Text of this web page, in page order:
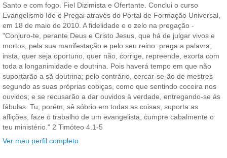
Santo e com fogo. Fiel Dizimista e Ofertante. Conclui o curso
Evangelismo Ide e Pregai através do Portal de Formação Universal,
em 18 de maio de 2010. A fidelidade e o zelo na pregação -
"Conjuro-te, perante Deus e Cristo Jesus, que há de julgar vivos e
mortos, pela sua manifestação e pelo seu reino: prega a palavra,
insta, quer seja oportuno, quer não, corrige, repreende, exorta com
toda a longanimidade e doutrina. Pois haverá tempo em que não
suportarão a sã doutrina; pelo contrário, cercar-se-ão de mestres
segundo as suas próprias cobiças, como que sentindo coceira nos
ouvidos; e se recusarão a dar ouvidos à verdade, entregando-se ás
fábulas. Tu, porém, sê sóbrio em todas as coisas, suporta as
aflições, faze o trabalho de um evangelista, cumpre cabalmente o
teu ministério." 2 Timóteo 4.1-5
Ver meu perfil completo